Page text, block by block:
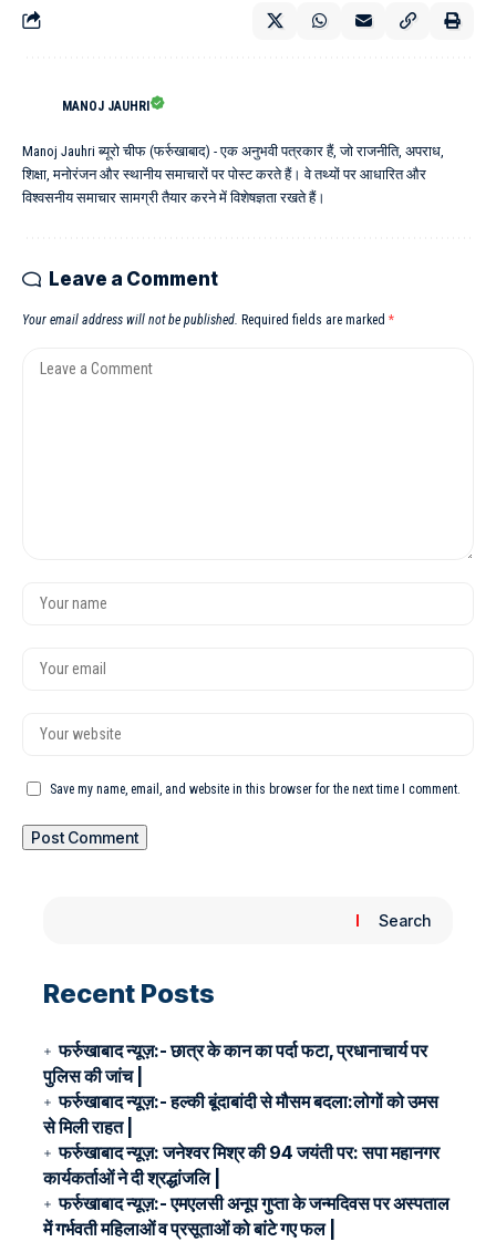
MANOJ JAUHRI
Manoj Jauhri ब्यूरो चीफ (फर्रुखाबाद) - एक अनुभवी पत्रकार हैं, जो राजनीति, अपराध,
शिक्षा, मनोरंजन और स्थानीय समाचारों पर पोस्ट करते हैं। वे तथ्यों पर आधारित और
विश्वसनीय समाचार सामग्री तैयार करने में विशेषज्ञता रखते हैं।
Leave a Comment
Your email address will not be published. Required fields are marked *
Save my name, email, and website in this browser for the next time I comment.
Search
Recent Posts
फर्रुखाबाद न्यूज़:- छात्र के कान का पर्दा फटा, प्रधानाचार्य पर
पुलिस की जांच |
फर्रुखाबाद न्यूज़:- हल्की बूंदाबांदी से मौसम बदला:लोगों को उमस
से मिली राहत |
फर्रुखाबाद न्यूज़: जनेश्वर मिश्र की 94 जयंती पर: सपा महानगर
कार्यकर्ताओं ने दी श्रद्धांजलि |
फर्रुखाबाद न्यूज़:- एमएलसी अनूप गुप्ता के जन्मदिवस पर अस्पताल
में गर्भवती महिलाओं व प्रसूताओं को बांटे गए फल |